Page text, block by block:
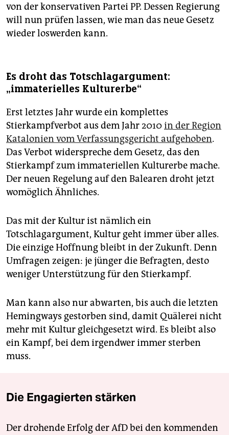
von der konservativen Partei PP. Dessen Regierung
will nun prüfen lassen, wie man das neue Gesetz
wieder loswerden kann.
Es droht das Totschlagargument:
„immaterielles Kulturerbe“
Erst letztes Jahr wurde ein komplettes
Stierkampfverbot aus dem Jahr 2010 in der Region
Katalonien vom Verfassungsgericht aufgehoben.
Das Verbot widerspreche dem Gesetz, das den
Stierkampf zum immateriellen Kulturerbe mache.
Der neuen Regelung auf den Balearen droht jetzt
womöglich Ähnliches.
Das mit der Kultur ist nämlich ein
Totschlagargument, Kultur geht immer über alles.
Die einzige Hoffnung bleibt in der Zukunft. Denn
Umfragen zeigen: je jünger die Befragten, desto
weniger Unterstützung für den Stierkampf.
Man kann also nur abwarten, bis auch die letzten
Hemingways gestorben sind, damit Quälerei nicht
mehr mit Kultur gleichgesetzt wird. Es bleibt also
ein Kampf, bei dem irgendwer immer sterben
muss.
Die Engagierten stärken
Der drohende Erfolg der AfD bei den kommenden